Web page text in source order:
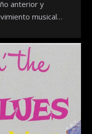
anterior y
musical…